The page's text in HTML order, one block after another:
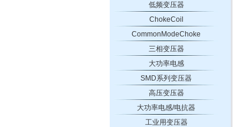
低频变压器
ChokeCoil
CommonModeChoke
三相变压器
大功率电感
SMD系列变压器
高压变压器
大功率电感/电抗器
工业用变压器